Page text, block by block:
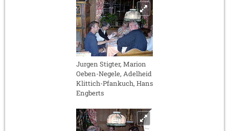
Jurgen Stigter, Marion
Oeben-Negele, Adelheid
Klittich-Pfankuch, Hans
Engberts